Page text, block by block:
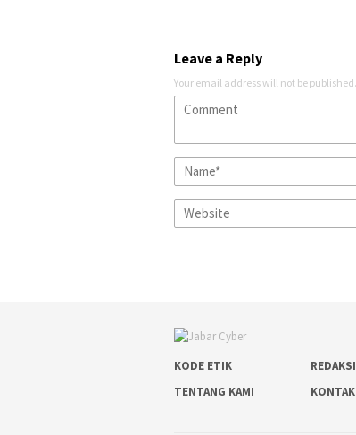
Leave a Reply
Your email address will not be published.
KODE ETIK REDAKSI
TENTANG KAMI